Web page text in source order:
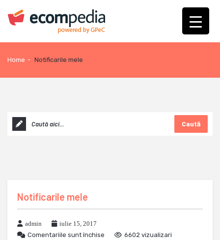
Home - Notificarile mele
Caută
Notificarile mele
admin
iulie 15, 2017
Comentariile sunt închise
6602 vizualizari